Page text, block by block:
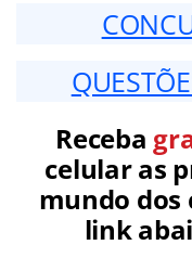
Receba
celular as
mundo dos
link